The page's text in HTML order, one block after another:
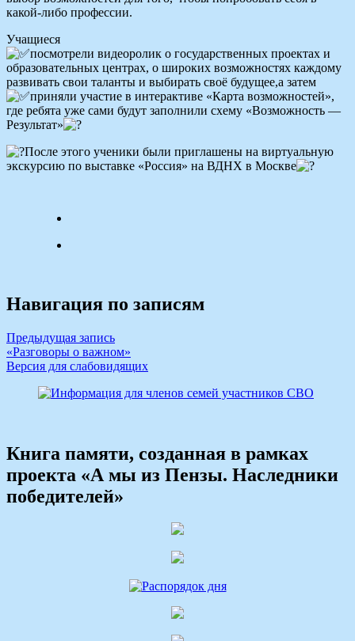
какой-либо профессии.
Учащиеся
посмотрели видеоролик о государственных проектах и
образовательных центрах, о широких возможностях каждому
развивать свои таланты и выбирать своё будущее,а затем
приняли участие в интерактиве «Карта возможностей»,
где ребята уже сами будут заполнили схему «Возможность —
Результат»
После этого ученики были приглашены на виртуальную
экскурсию по выставке «Россия» на ВДНХ в Москве
Навигация по записям
Предыдущая запись
«Разговоры о важном»
Версия для слабовидящих
Книга памяти, созданная в рамках
проекта «А мы из Пензы. Наследники
победителей»